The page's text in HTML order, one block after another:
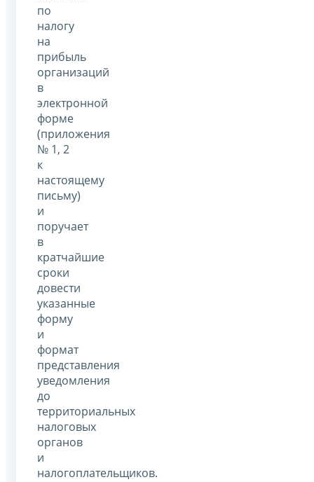
по
налогу
на
прибыль
организаций
в
электронной
форме
(приложения
№ 1, 2
к
настоящему
письму)
и
поручает
в
кратчайшие
сроки
довести
указанные
форму
и
формат
представления
уведомления
до
территориальных
налоговых
органов
и
налогоплательщиков.